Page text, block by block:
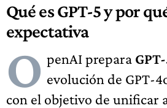
Qué esGPT-5y por
expectativa
O penAI prepara
evolución de GPT-
con el objetivo de unificar